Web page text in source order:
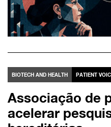
BIOTECH AND HEALTH PATIENT
Associação de
acelerar